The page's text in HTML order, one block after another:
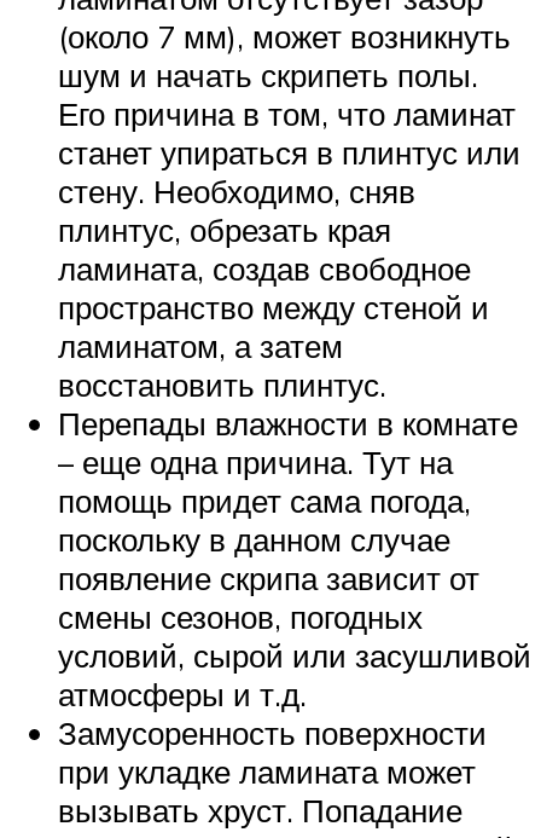
(около 7 мм), может возникнуть
шум и начать скрипеть полы.
Его причина в том, что ламинат
станет упираться в плинтус или
стену. Необходимо, сняв
плинтус, обрезать края
ламината, создав свободное
пространство между стеной и
ламинатом, а затем
восстановить плинтус.
Перепады влажности в комнате
– еще одна причина. Тут на
помощь придет сама погода,
поскольку в данном случае
появление скрипа зависит от
смены сезонов, погодных
условий, сырой или засушливой
атмосферы и т.д.
Замусоренность поверхности
при укладке ламината может
вызывать хруст. Попадание